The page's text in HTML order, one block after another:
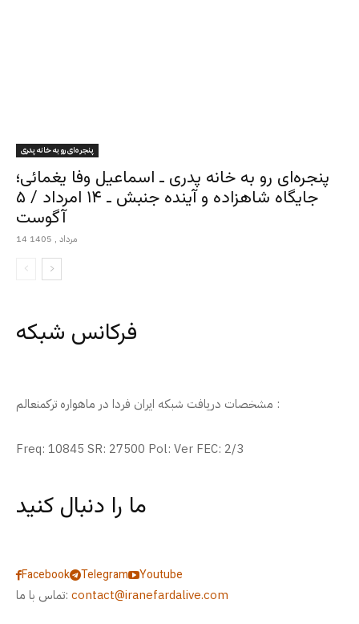
پنجره‌ای رو به خانه پدری
پنجره‌ای رو به خانه پدری ـ اسماعیل وفا یغمائی؛
جایگاه شاهزاده و آینده جنبش ـ ۱۴ امرداد / ۵
آگوست
14 مرداد , 1405
فرکانس شبکه
مشخصات دریافت شبکه ایران فردا در ماهواره ترکمنعالم :
Freq: 10845 SR: 27500 Pol: Ver FEC: 2/3
ما را دنبال کنید
Facebook Telegram
Youtube
تماس با ما: contact@iranefardalive.com